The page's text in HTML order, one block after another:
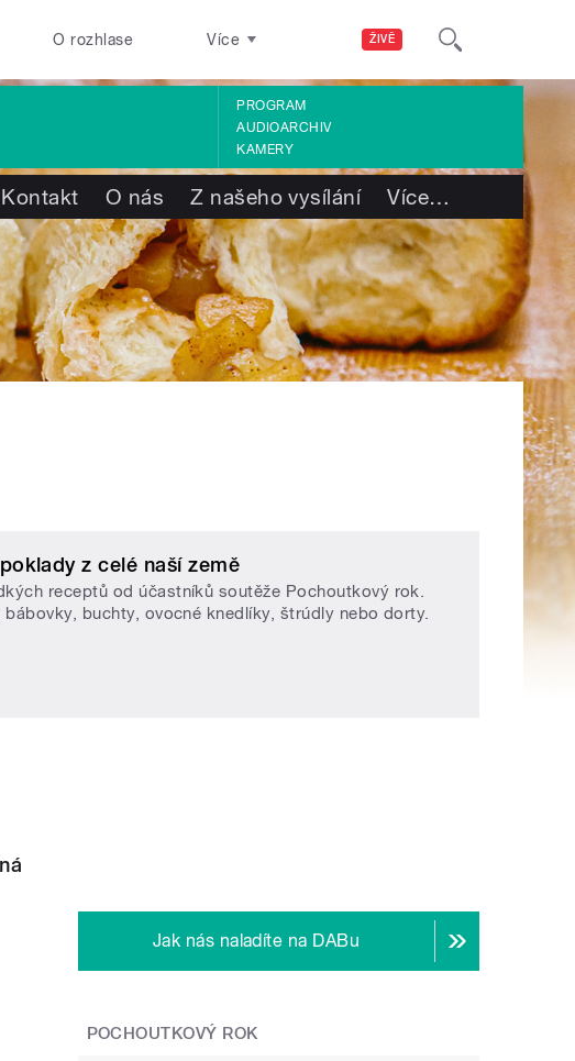
ŽIVĚ
O rozhlase Více
PROGRAM
AUDIOARCHIV
KAMERY
Kontakt O nás Z našeho vysílání Více…
z celé naší země
receptů od účastníků soutěže Pochoutkový rok.
buchty, ovocné knedlíky, štrúdly nebo dorty.
Jak nás naladíte na DABu
POCHOUTKOVÝ ROK